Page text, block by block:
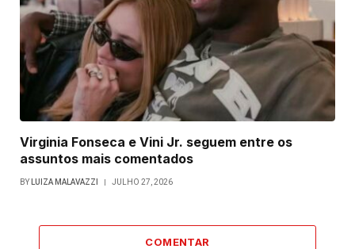
Virginia Fonseca e Vini Jr. seguem entre os
assuntos mais comentados
BY LUIZA MALAVAZZI JULHO 27, 2026
COMENTAR